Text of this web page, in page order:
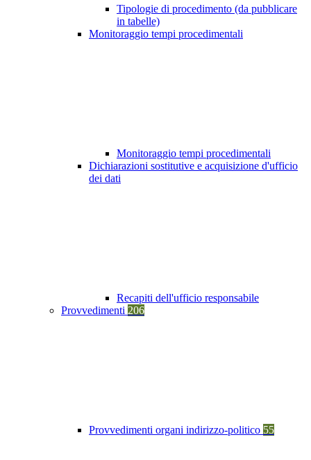
Tipologie di procedimento (da pubblicare
in tabelle)
Monitoraggio tempi procedimentali
Monitoraggio tempi procedimentali
Dichiarazioni sostitutive e acquisizione d'ufficio
dei dati
Recapiti dell'ufficio responsabile
Provvedimenti 206
Provvedimenti organi indirizzo-politico 55